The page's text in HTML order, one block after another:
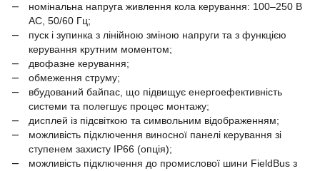
номінальна напруга живлення кола керування: 100–250 В
AC, 50/60 Гц;
пуск і зупинка з лінійною зміною напруги та з функцією
керування крутним моментом;
двофазне керування;
обмеження струму;
вбудований байпас, що підвищує енергоефективність
системи та полегшує процес монтажу;
дисплей із підсвіткою та символьним відображенням;
можливість підключення виносної панелі керування зі
ступенем захисту IP66 (опція);
можливість підключення до промислової шини FieldBus з